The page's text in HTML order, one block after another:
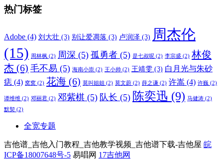
热门标签
Adobe (4) 刘大壮 (3) 别让爱凋落 (3) 卢润泽 (3) 周杰伦
(15) 周林枫 (2) 周深 (5) 孤勇者 (5) 是七叔呢 (2) 李宗盛 (2) 林俊
杰 (6) 毛不易 (5) 海南小崇 (2) 王小帅 (2) 王靖雯 (3) 白月光与朱砂
痣 (4) 窝窝 (2) 花海 (6) 莫叫姐姐 (2) 莫文蔚 (2) 薛之谦 (2) 许嵩 (4) 许巍 (2)
谭维维 (2) 邓丽君 (2) 邓紫棋 (5) 队长 (5) 陈奕迅 (9) 马健涛 (2)
默契 (2)
全宽专题
吉他谱_吉他入门教程_吉他教学视频_吉他谱下载-吉他屋 皖
ICP备18007648号-5 易唱网 17吉他网